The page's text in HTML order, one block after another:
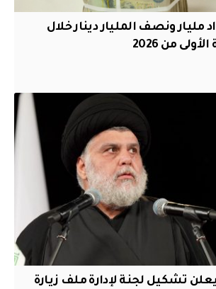
مليار ونصف المليار دينار خلال
من 2026
تشكيل لجنة لإدارة ملف زيارة